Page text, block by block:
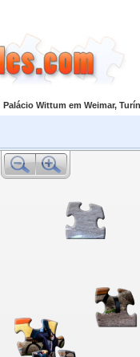
Palácio Wittum em Weimar,